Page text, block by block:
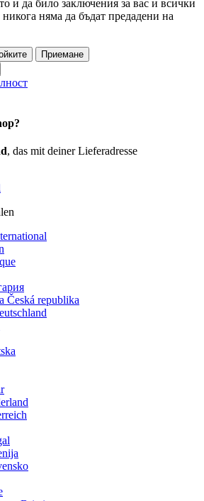
и да било заключения за вас и всички
няма да бъдат предадени на
Приемане
, das mit deiner Lieferadresse
Česká republika